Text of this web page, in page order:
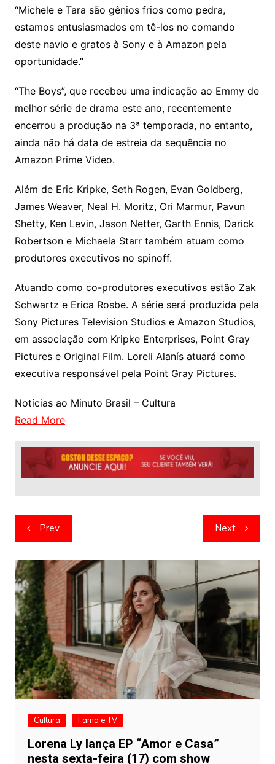
“Michele e Tara são gênios frios como pedra,
estamos entusiasmados em tê-los no comando
deste navio e gratos à Sony e à Amazon pela
oportunidade.”
“The Boys”, que recebeu uma indicação ao Emmy de
melhor série de drama este ano, recentemente
encerrou a produção na 3ª temporada, no entanto,
ainda não há data de estreia da sequência no
Amazon Prime Video.
Além de Eric Kripke, Seth Rogen, Evan Goldberg,
James Weaver, Neal H. Moritz, Ori Marmur, Pavun
Shetty, Ken Levin, Jason Netter, Garth Ennis, Darick
Robertson e Michaela Starr também atuam como
produtores executivos no spinoff.
Atuando como co-produtores executivos estão Zak
Schwartz e Erica Rosbe. A série será produzida pela
Sony Pictures Television Studios e Amazon Studios,
em associação com Kripke Enterprises, Point Gray
Pictures e Original Film. Loreli Alanís atuará como
executiva responsável pela Point Gray Pictures.
Notícias ao Minuto Brasil – Cultura
Read More
Navegação
de
artigos
Prev Next
Cultura Fama e TV
Lorena Ly lança EP “Amor e Casa”
nesta sexta-feira (17) com show